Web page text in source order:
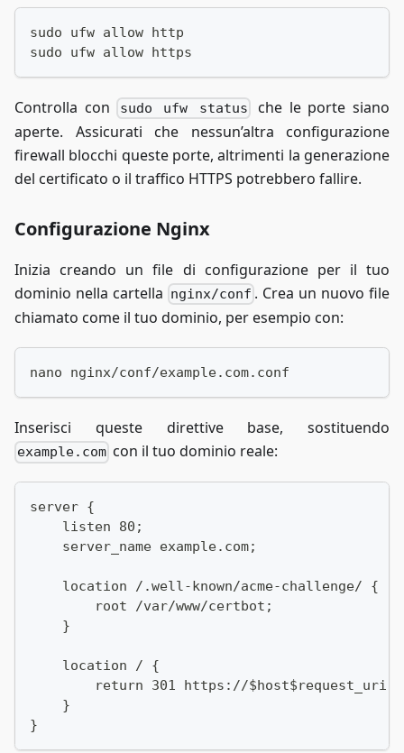
      - ./nginx/certbot/www:/var/www/certbot
      - ./nginx/certbot/conf:/etc/letsencrypt
    depends_on:
  certbot:
    image: certbot/certbot
    volumes:
      - ./nginx/certbot/www:/var/www/certbot
      - ./nginx/certbot/conf:/etc/letsencrypt
volumes:
  odoo-web-data:
sudo ufw allow http
sudo ufw allow https
Controlla con sudo ufw status
che le porte siano
aperte. Assicurati che nessun’altra configurazione
firewall blocchi queste porte, altrimenti la generazione
del certificato o il traffico HTTPS potrebbero fallire.
Configurazione Nginx
Inizia creando un file di configurazione per il tuo
dominio nella cartella nginx/conf . Crea un nuovo file
chiamato come il tuo dominio, per esempio con:
nano nginx/conf/example.com.conf
Inserisci queste direttive base, sostituendo
example.com con il tuo dominio reale:
server {
    listen 80;
    server_name example.com;
    location /.well-known/acme-challenge/ {
        root /var/www/certbot;
    }
    location / {
        return 301 https://$host$request_uri;
    }
}